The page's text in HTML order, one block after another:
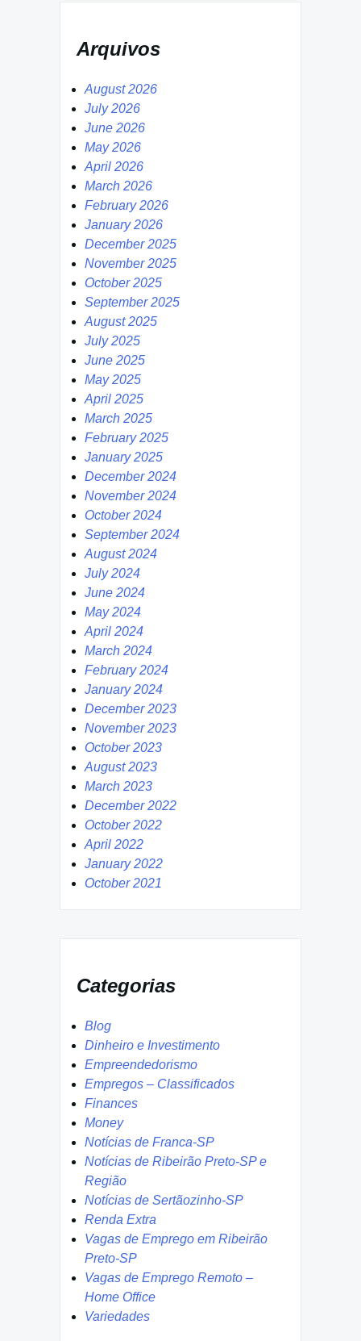
Arquivos
August 2026
July 2026
June 2026
May 2026
April 2026
March 2026
February 2026
January 2026
December 2025
November 2025
October 2025
September 2025
August 2025
July 2025
June 2025
May 2025
April 2025
March 2025
February 2025
January 2025
December 2024
November 2024
October 2024
September 2024
August 2024
July 2024
June 2024
May 2024
April 2024
March 2024
February 2024
January 2024
December 2023
November 2023
October 2023
August 2023
March 2023
December 2022
October 2022
April 2022
January 2022
October 2021
Categorias
Blog
Dinheiro e Investimento
Empreendedorismo
Empregos – Classificados
Finances
Money
Notícias de Franca-SP
Notícias de Ribeirão Preto-SP e
Região
Notícias de Sertãozinho-SP
Renda Extra
Vagas de Emprego em Ribeirão
Preto-SP
Vagas de Emprego Remoto –
Home Office
Variedades